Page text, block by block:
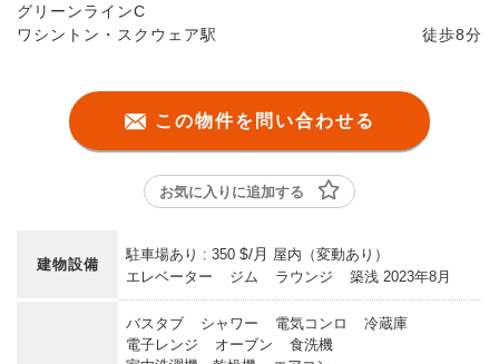
グリーンラインC
ワシントン・スクウェア駅
徒歩8分
この物件を問い合わせる
お気に入りに追加する
建物設備
駐車場あり : 350 $/月 屋内（変動あり）
エレベーター
ジム ラウンジ 築浅 2023年8月
バスタブ シャワー 電気コンロ
冷蔵庫
電子レンジ
オーブン
食洗機